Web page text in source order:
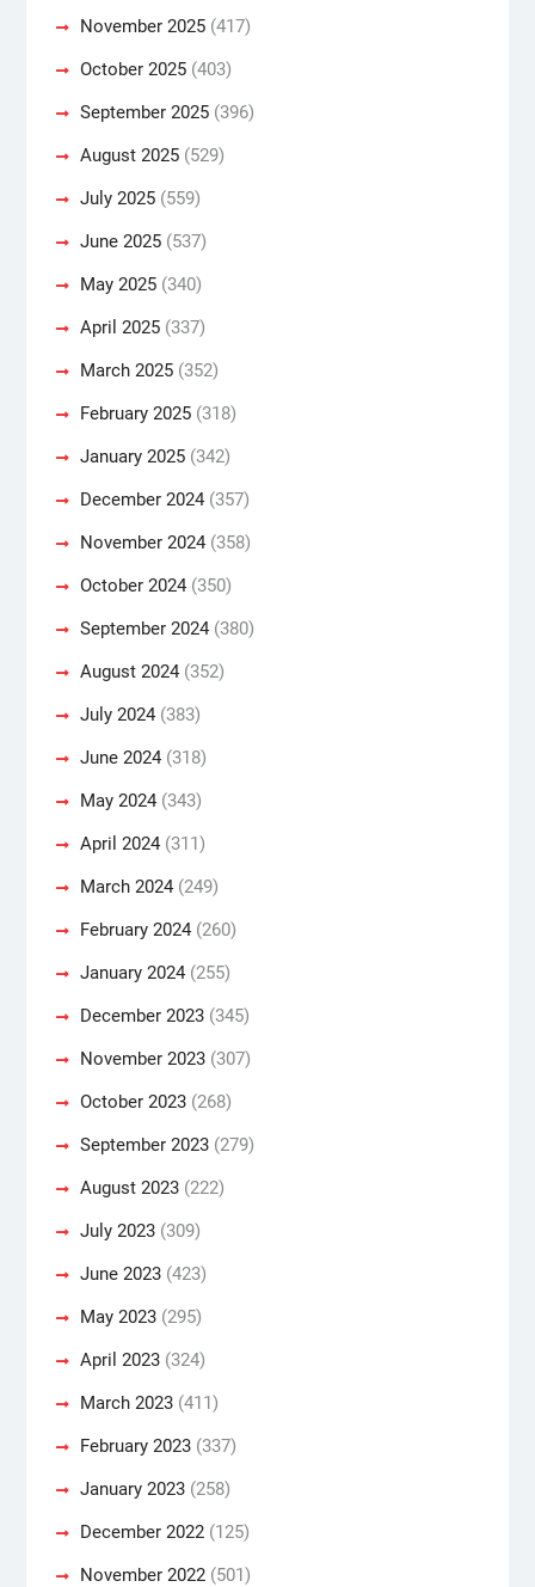
November 2025(417)
October 2025(403)
September 2025(396)
August 2025(529)
July 2025(559)
June 2025(537)
May 2025(340)
April 2025(337)
March 2025(352)
February 2025(318)
January 2025(342)
December 2024(357)
November 2024(358)
October 2024(350)
September 2024(380)
August 2024(352)
July 2024(383)
June 2024(318)
May 2024(343)
April 2024(311)
March 2024(249)
February 2024(260)
January 2024(255)
December 2023(345)
November 2023(307)
October 2023(268)
September 2023(279)
August 2023(222)
July 2023(309)
June 2023(423)
May 2023(295)
April 2023(324)
March 2023(411)
February 2023(337)
January 2023(258)
December 2022(125)
November 2022(501)